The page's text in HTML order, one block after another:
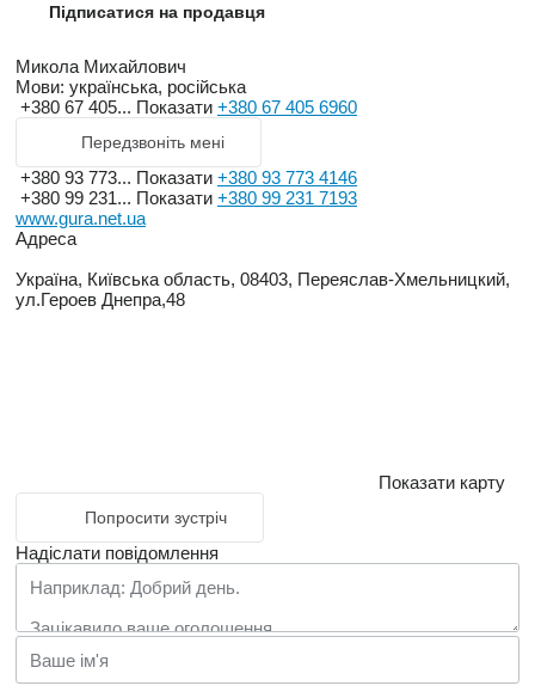
Підписатися на продавця
Микола Михайлович
Мови: українська, російська
+380 67 405... Показати +380 67 405 6960
Передзвоніть мені
+380 93 773... Показати +380 93 773 4146
+380 99 231... Показати +380 99 231 7193
www.gura.net.ua
Адреса
Україна, Київська область, 08403, Переяслав-Хмельницкий,
ул.Героев Днепра,48
Показати карту
Попросити зустріч
Надіслати повідомлення